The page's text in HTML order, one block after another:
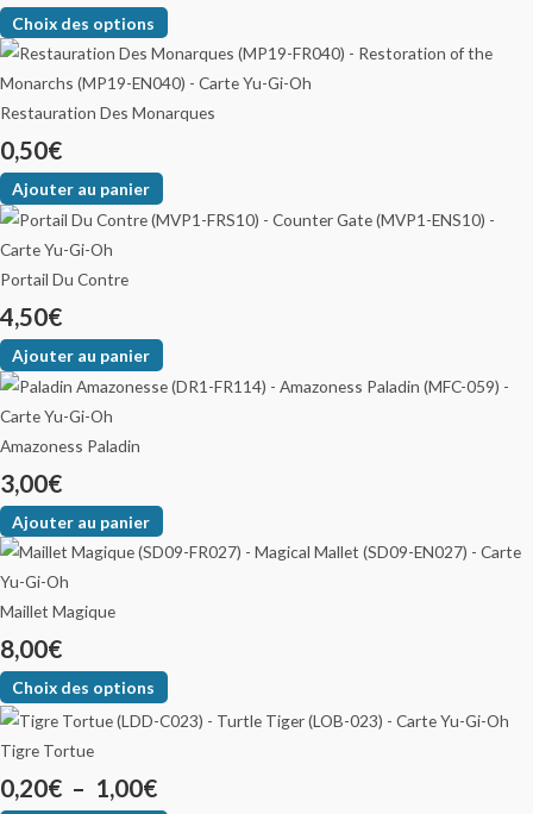
Choix des options
Restauration Des Monarques
0,50€
Ajouter au panier
Portail Du Contre
4,50€
Ajouter au panier
Amazoness Paladin
3,00€
Ajouter au panier
Maillet Magique
8,00€
Choix des options
Tigre Tortue
0,20€ – 1,00€